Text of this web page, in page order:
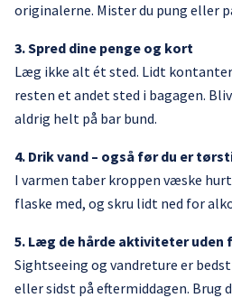
originalerne. Mister du pung eller
3. Spred dine penge og kort
Læg ikke alt ét sted. Lidt
resten et andet sted i bagagen.
aldrig helt på bar bund.
4. Drik vand – også før du er
I varmen taber kroppen væske
flaske med, og skru lidt ned for
5. Læg de hårde aktiviteter uden
Sightseeing og vandreture er
eller sidst på eftermiddagen. Brug